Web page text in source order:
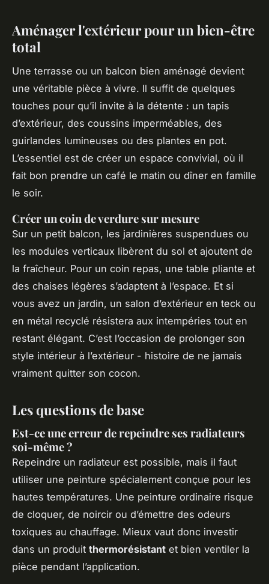
Aménager l'extérieur pour un bien-être
total
Une terrasse ou un balcon bien aménagé devient
une véritable pièce à vivre. Il suffit de quelques
touches pour qu’il invite à la détente : un tapis
d’extérieur, des coussins imperméables, des
guirlandes lumineuses ou des plantes en pot.
L’essentiel est de créer un espace convivial, où il
fait bon prendre un café le matin ou dîner en famille
le soir.
Créer un coin de verdure sur mesure
Sur un petit balcon, les jardinières suspendues ou
les modules verticaux libèrent du sol et ajoutent de
la fraîcheur. Pour un coin repas, une table pliante et
des chaises légères s’adaptent à l’espace. Et si
vous avez un jardin, un salon d’extérieur en teck ou
en métal recyclé résistera aux intempéries tout en
restant élégant. C’est l’occasion de prolonger son
style intérieur à l’extérieur - histoire de ne jamais
vraiment quitter son cocon.
Les questions de base
Est-ce une erreur de repeindre ses radiateurs
soi-même ?
Repeindre un radiateur est possible, mais il faut
utiliser une peinture spécialement conçue pour les
hautes températures. Une peinture ordinaire risque
de cloquer, de noircir ou d’émettre des odeurs
toxiques au chauffage. Mieux vaut donc investir
dans un produit thermorésistant et bien ventiler la
pièce pendant l’application.